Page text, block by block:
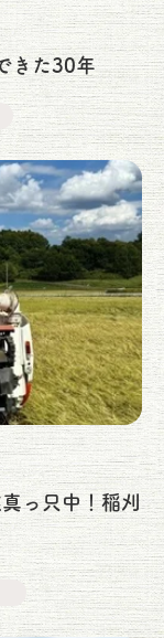
きた30年
っ只中！稲刈